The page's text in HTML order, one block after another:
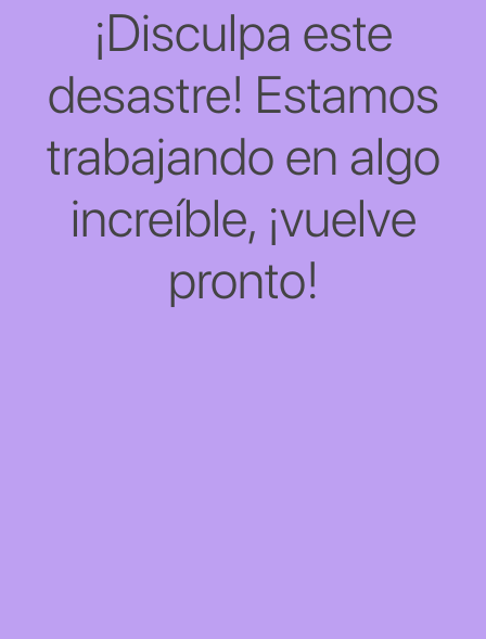
¡Disculpa este
desastre! Estamos
trabajando en algo
increíble, ¡vuelve
pronto!